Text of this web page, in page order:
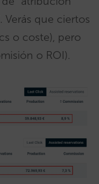
Verás que ciertos
o coste), pero
o ROI).